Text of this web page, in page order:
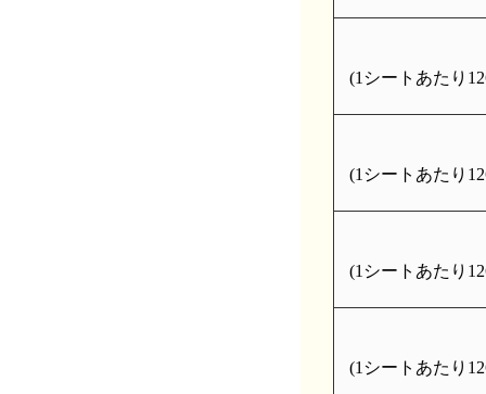
(1シートあたり
(1シートあたり
(1シートあたり
(1シートあたり